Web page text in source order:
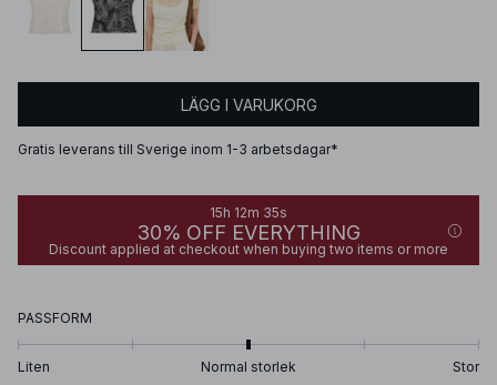
LÄGG I VARUKORG
Gratis leverans till Sverige inom 1-3 arbetsdagar*
15h 12m 35s
30% OFF EVERYTHING
Discount applied at checkout when buying two items or more
PASSFORM
Liten Normal storlek Stor